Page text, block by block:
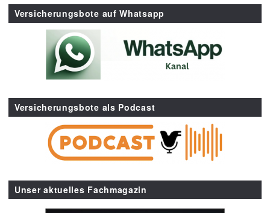
Versicherungsbote auf Whatsapp
Versicherungsbote als Podcast
Unser aktuelles Fachmagazin